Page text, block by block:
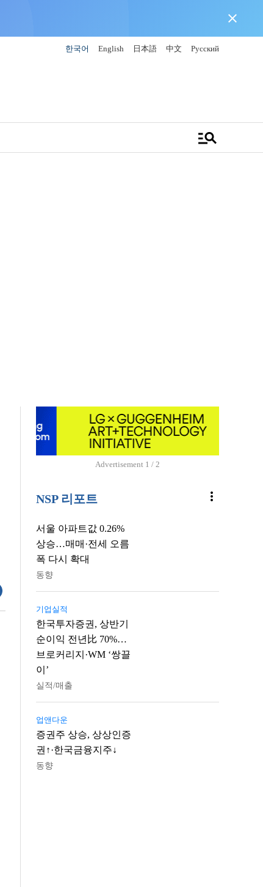
close
한국어 English 日本語 中文 Русский
manage_search
Advertisement 1 / 2
NSP 리포트 more_vert
서울 아파트값 0.26%
상승…매매·전세 오름
폭 다시 확대
동향
기업실적
한국투자증권, 상반기
순이익 전년比 70%…
브로커리지·WM ‘쌍끌
이’
실적/매출
업앤다운
증권주 상승, 상상인증
권↑·한국금융지주↓
동향